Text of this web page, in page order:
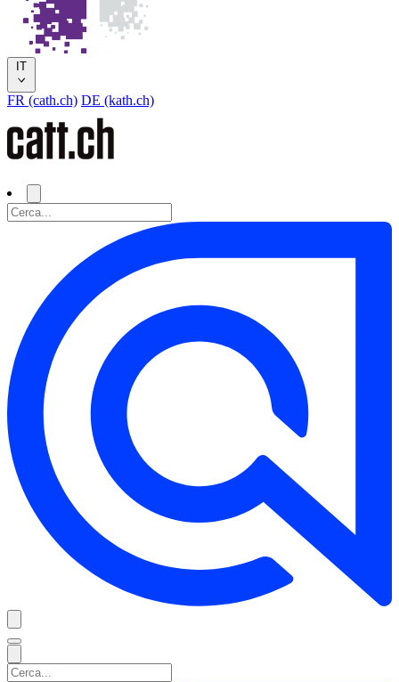
IT
FR (cath.ch) DE (kath.ch)